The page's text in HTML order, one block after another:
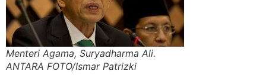
Menteri Agama, Suryadharma Ali.
ANTARA FOTO/Ismar Patrizki